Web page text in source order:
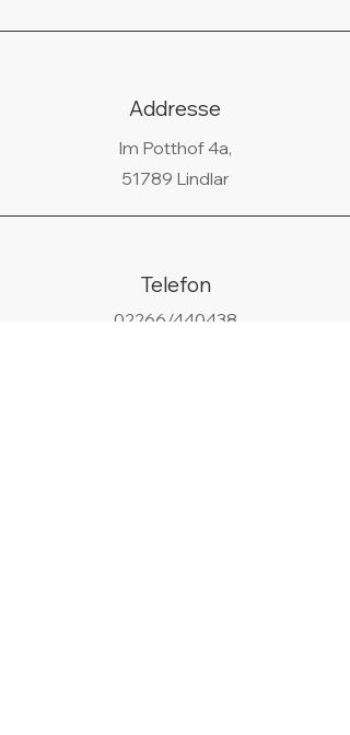
Addresse
Im Potthof 4a,
51789 Lindlar
Telefon
02266/440438